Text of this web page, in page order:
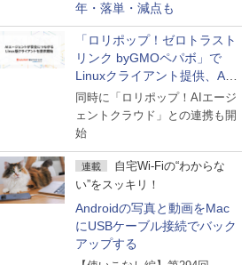
年・落単・減点も
「ロリポップ！ゼロトラスト
リンク byGMOペパボ」で
Linuxクライアント提供、AI
エージェントの接続が容易に
同時に「ロリポップ！AIエージ
ェントクラウド」との連携も開
始
連載
自宅Wi-Fiの“わからな
い”をスッキリ！
Androidの写真と動画をMac
にUSBケーブル接続でバック
アップする